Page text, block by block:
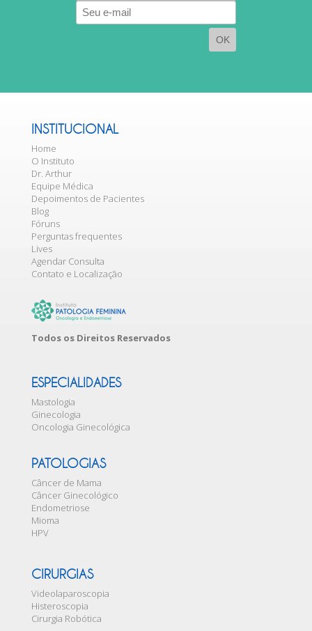
E-
mail
INSTITUCIONAL
Home
O Instituto
Dr. Arthur
Equipe Médica
Depoimentos de Pacientes
Blog
Fóruns
Perguntas frequentes
Lives
Agendar Consulta
Contato e Localização
Todos os Direitos Reservados
ESPECIALIDADES
Mastologia
Ginecologia
Oncologia Ginecológica
PATOLOGIAS
Câncer de Mama
Câncer Ginecológico
Endometriose
Mioma
HPV
CIRURGIAS
Videolaparoscopia
Histeroscopia
Cirurgia Robótica